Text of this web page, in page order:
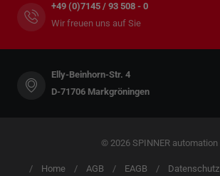
+49 (0)7145 / 93 508 - 0
Wir freuen uns auf Sie
Elly-Beinhorn-Str. 4
D-71706 Markgröningen
© 2026 SPINNER automation
Home AGB EAGB Datenschutz